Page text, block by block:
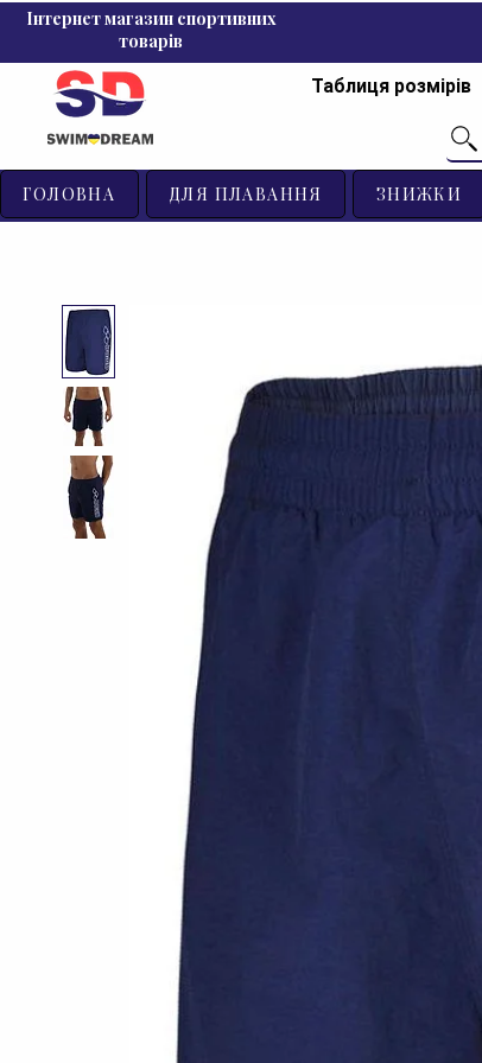
Інтернет магазин спортивних
товарів
Таблиця розмірів
ГОЛОВНА ДЛЯ ПЛАВАННЯ ЗНИЖКИ